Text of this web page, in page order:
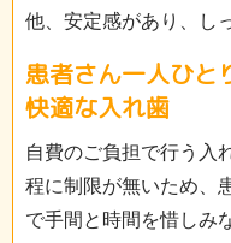
他、安定感があり、し
患者さん一人ひと
快適な入れ歯
自費のご負担で行う入
程に制限が無いため、
で手間と時間を惜しみ